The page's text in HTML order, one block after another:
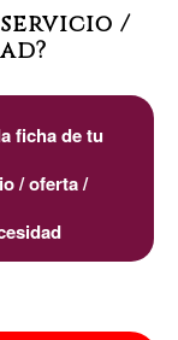
servicio /
ficha de tu
/ oferta /